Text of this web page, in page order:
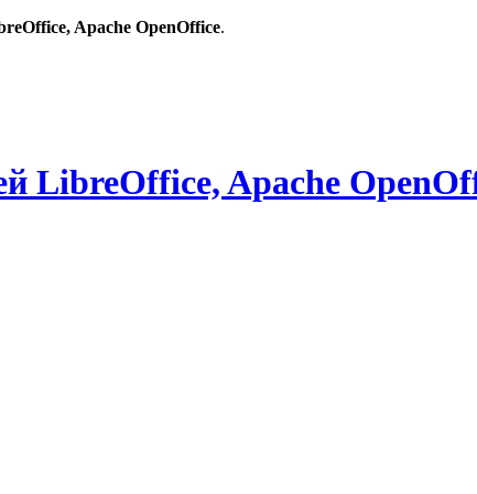
Apache OpenOffice.
LibreOffice, Apache